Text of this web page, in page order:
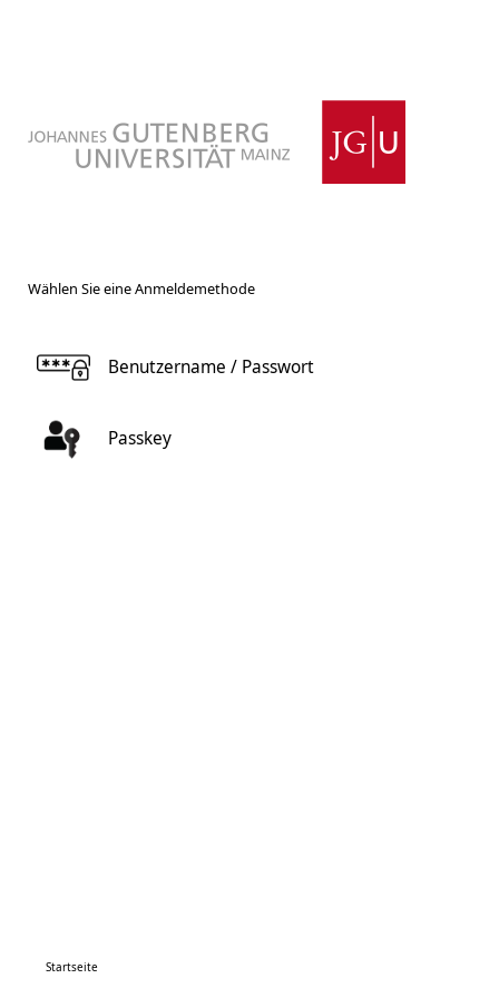
Wählen Sie eine Anmeldemethode
Benutzername / Passwort
Passkey
Startseite